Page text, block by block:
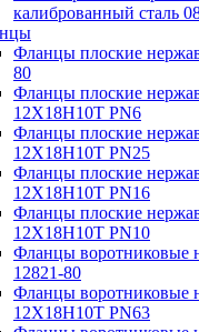
калиброванный сталь
Фланцы плоские
80
Фланцы плоские
12Х18Н10Т PN6
Фланцы плоские
12Х18Н10Т PN25
Фланцы плоские
12Х18Н10Т PN16
Фланцы плоские
12Х18Н10Т PN10
Фланцы
12821-80
Фланцы воротниковые
12Х18Н10Т PN63